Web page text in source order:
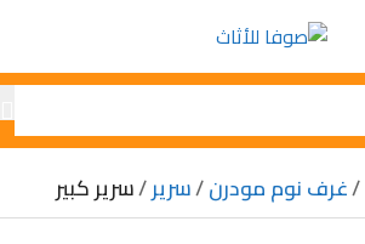
غرف نوم مودرن سرير سرير كبير